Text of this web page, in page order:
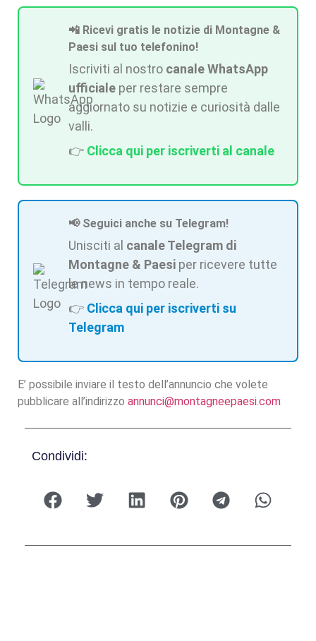
📲 Ricevi gratis le notizie di Montagne &
Paesi sul tuo telefonino!
Iscriviti al nostro canale WhatsApp
ufficiale per restare sempre
aggiornato su notizie e curiosità dalle
valli.
👉 Clicca qui per iscriverti al canale
📢 Seguici anche su Telegram!
Unisciti al canale Telegram di
Montagne & Paesi per ricevere tutte
le news in tempo reale.
👉 Clicca qui per iscriverti su
Telegram
E’ possibile inviare il testo dell’annuncio che volete
pubblicare all’indirizzo annunci@montagneepaesi.com
Condividi: